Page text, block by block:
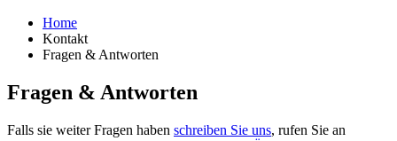
Home
Kontakt
Fragen & Antworten
Fragen & Antworten
Falls sie weiter Fragen haben schreiben Sie uns, rufen Sie an